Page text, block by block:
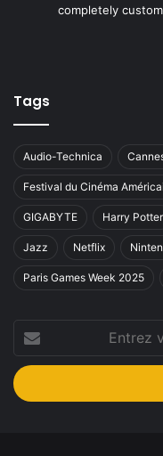
completely
Tags
Audio-Technica
Festival du Cinéma
GIGABYTE Harry Potter
Jazz Netflix
Paris Games Week 2025
votre
adresse
Email